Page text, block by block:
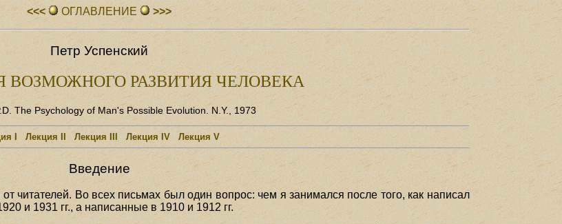
<<< ОГЛАВЛЕHИЕ >>>
Петр Успенский
ВОЗМОЖНОГО РАЗВИТИЯ ЧЕЛОВЕКА
The Psychology of Man's Possible Evolution. N.Y., 1973
I Лекция II Лекция III Лекция IV Лекция V
Введение
читателей. Во всех письмах был один вопрос: чем я занимался после того, как написал
и 1931 гг., а написанные в 1910 и 1912 гг.